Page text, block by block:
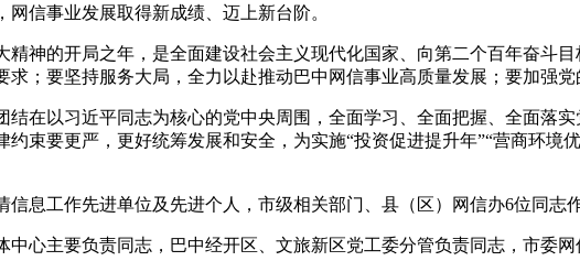
信事业发展取得新成绩、迈上新台阶。
精神的开局之年，是全面建设社会主义现代化国家、向第二个百年奋斗
；要坚持服务大局，全力以赴推动巴中网信事业高质量发展；要加强
结在以习近平同志为核心的党中央周围，全面学习、全面把握、全面落
束要更严，更好统筹发展和安全，为实施“投资促进提升年”“营商环境
息工作先进单位及先进个人，市级相关部门、县（区）网信办6位同志
心主要负责同志，巴中经开区、文旅新区党工委分管负责同志，市委